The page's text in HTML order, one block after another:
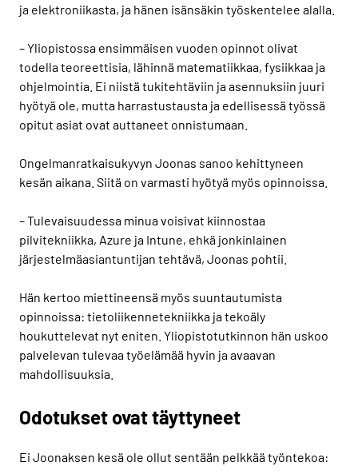
ja elektroniikasta, ja hänen isänsäkin työskentelee alalla.
– Yliopistossa ensimmäisen vuoden opinnot olivat
todella teoreettisia, lähinnä matematiikkaa, fysiikkaa ja
ohjelmointia. Ei niistä tukitehtäviin ja asennuksiin juuri
hyötyä ole, mutta harrastustausta ja edellisessä työssä
opitut asiat ovat auttaneet onnistumaan.
Ongelmanratkaisukyvyn Joonas sanoo kehittyneen
kesän aikana. Siitä on varmasti hyötyä myös opinnoissa.
– Tulevaisuudessa minua voisivat kiinnostaa
pilvitekniikka, Azure ja Intune, ehkä jonkinlainen
järjestelmäasiantuntijan tehtävä, Joonas pohtii.
Hän kertoo miettineensä myös suuntautumista
opinnoissa: tietoliikennetekniikka ja tekoäly
houkuttelevat nyt eniten. Yliopistotutkinnon hän uskoo
palvelevan tulevaa työelämää hyvin ja avaavan
mahdollisuuksia.
Odotukset ovat täyttyneet
Ei Joonaksen kesä ole ollut sentään pelkkää työntekoa: